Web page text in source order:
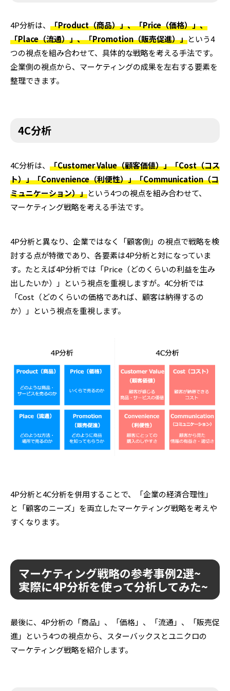
4P分析は、 「Product（商品）」、「Price（価格）」、
「Place（流通）」、「Promotion（販売促進）」という4
つの視点を組み合わせて、具体的な戦略を考える手法です。
企業側の視点から、マーケティングの成果を左右する要素を
整理できます。
4C分析
4C分析は、 「Customer Value（顧客価値）」「Cost（コス
ト）」「Convenience（利便性）」「Communication（コ
ミュニケーション）」という4つの視点を組み合わせて、
マーケティング戦略を考える手法です。
4P分析と異なり、企業ではなく「顧客側」の視点で戦略を検
討する点が特徴であり、各要素は4P分析と対になっていま
す。たとえば4P分析では「Price（どのくらいの利益を生み
出したいか）」という視点を重視しますが。4C分析では
「Cost（どのくらいの価格であれば、顧客は納得するの
か）」という視点を重視します。
4P分析と4C分析を併用することで、「企業の経済合理性」
と「顧客のニーズ」を両立したマーケティング戦略を考えや
すくなります。
マーケティング戦略の参考事例2選~
実際に4P分析を使って分析してみた~
最後に、4P分析の「商品」、「価格」、「流通」、「販売促
進」という4つの視点から、スターバックスとユニクロの
マーケティング戦略を紹介します。